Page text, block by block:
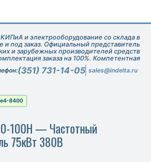
и электрооборудование со склада в
и под заказ. Официальный представитель
и зарубежных производителей средств
заказа на 100%. Компетентная
поддержка при подборе оборудования.
(351) 731-14-05 sales@indelta.ru
e4-8400
100H — Частотный
75кВт 380В